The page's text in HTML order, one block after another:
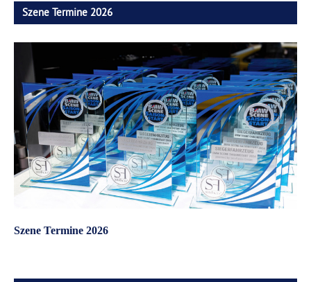
Szene Termine 2026
Szene Termine 2026